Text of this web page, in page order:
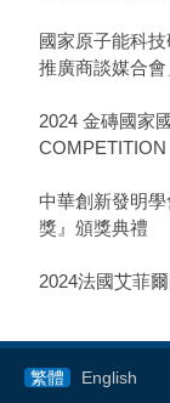
國家原子能科
推廣商談媒合會
2024 金磚國家
COMPETITION
中華創新發明
獎』頒獎典禮
2024法國艾菲
繁體 English